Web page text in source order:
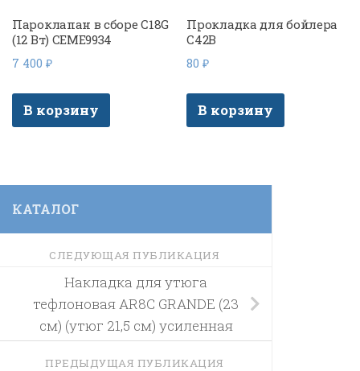
Пароклапан в сборе C18G
(12 Вт) CEME9934
7 400 ₽
В корзину
Прокладка для бойлера
C42B
80₽
В корзину
КАТАЛОГ
СЛЕДУЮЩАЯ ПУБЛИКАЦИЯ
Накладка для утюга
тефлоновая AR8C GRANDE (23
см) (утюг 21,5 см) усиленная
ПРЕДЫДУЩАЯ ПУБЛИКАЦИЯ